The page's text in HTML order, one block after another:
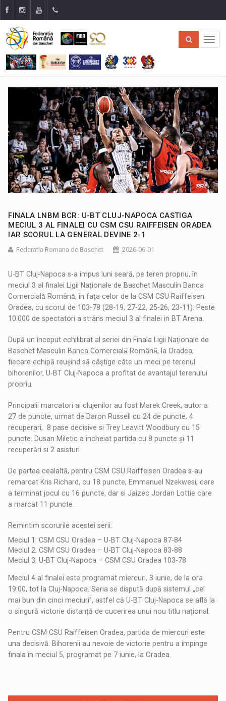
FINALA LNBM BCR: U-BT CLUJ-NAPOCA CASTIGA
MECIUL 3 AL FINALEI CU CSM CSU RAIFFEISEN ORADEA
IAR SCORUL LA GENERAL DEVINE 2-1
Federatia Romana de Baschet 2026-06-01
U-BT Cluj-Napoca s-a impus luni seară, pe teren propriu, în
meciul 3 al finalei Ligii Naționale de Baschet Masculin Banca
Comercialǎ Românǎ, în fața celor de la CSM CSU Raiffeisen
Oradea, cu scorul de 103-78 (28-19, 27-22, 25-26, 23-11). Peste
10.000 de spectatori a strâns meciul 3 al finalei in BT Arena.
După un început echilibrat al seriei din Finala Ligii Naționale de
Baschet Masculin Banca Comercialǎ Românǎ, la Oradea,
fiecare echipă reușind să câștige câte un meci pe terenul
bihorenilor, U-BT Cluj-Napoca a profitat de avantajul terenului
propriu.
Principalii marcatori ai clujenilor au fost Marek Creek, autor a
27 de puncte, urmat de Daron Russell cu 24 de puncte, 4
recuperari, 8 pase decisive si Trey Leavitt Woodbury cu 15
puncte. Dusan Miletic a încheiat partida cu 8 puncte și 11
recuperări si 2 asisturi
De partea cealaltă, pentru CSM CSU Raiffeisen Oradea s-au
remarcat Kris Richard, cu 18 puncte, Emmanuel Nzekwesi, care
a terminat jocul cu 16 puncte, dar si Jaizec Jordan Lottie care
a marcat 11 puncte.
Remintim scorurile acestei serii:
Meciul 1: CSM CSU Oradea – U-BT Cluj-Napoca 87-84
Meciul 2: CSM CSU Oradea – U-BT Cluj-Napoca 83-88
Meciul 3: U-BT Cluj-Napoca – CSM CSU Oradea 103-78
Meciul 4 al finalei este programat miercuri, 3 iunie, de la ora
19:00, tot la Cluj-Napoca. Seria se dispută după sistemul „cel
mai bun din cinci meciuri”, astfel că U-BT Cluj-Napoca se află la
o singură victorie distanță de cucerirea unui nou titlu național.
Pentru CSM CSU Raiffeisen Oradea, partida de miercuri este
una decisivă. Bihorenii au nevoie de victorie pentru a împinge
finala în meciul 5, programat pe 7 iunie, la Oradea.